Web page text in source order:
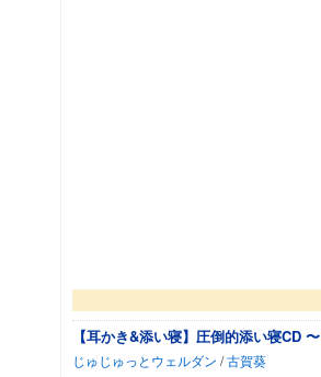
【耳かき&添い寝】圧倒的添い寝CD
じゅじゅっとウェルダン /古賀葵